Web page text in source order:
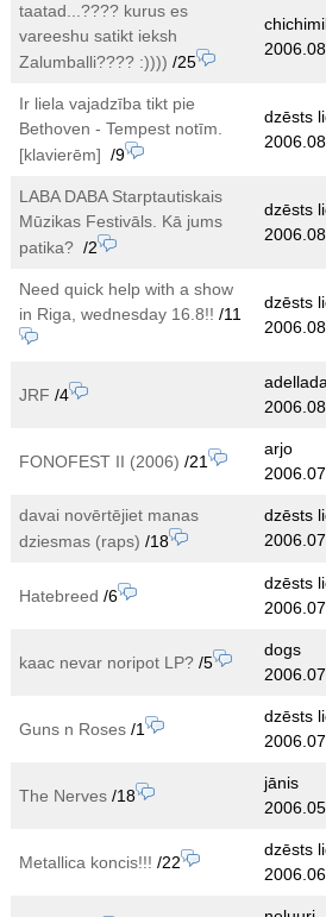
taatad...???? kurus es
vareeshu satikt ieksh
Zalumballi???? :)))) /25
Ir liela vajadzība tikt pie
Bethoven - Tempest notīm.
[klavierēm] /9
dzēsts
LABA DABA Starptautiskais
Mūzikas Festivāls. Kā jums
patika? /2
dzēsts
Need quick help with a show
in Riga, wednesday 16.8!! /11
dzēsts
JRF /4
adellada
FONOFEST II (2006) /21
arjo
davai novērtējiet manas
dziesmas (raps) /18
dzēsts
Hatebreed /6
dzēsts
kaac nevar noripot LP?/5
dogs
Guns n Roses/1
dzēsts
The Nerves/18
jānis
Metallica koncis!!! /22
dzēsts